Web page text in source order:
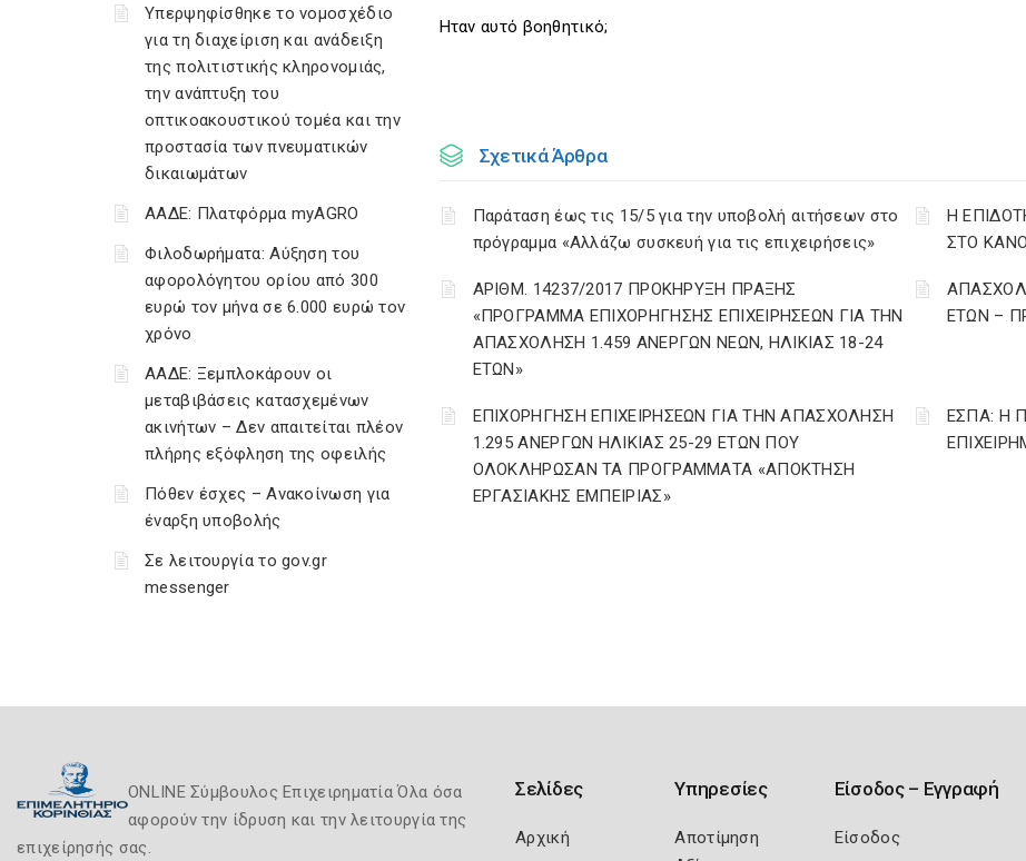
Υπερψηφίσθηκε το νομοσχέδιο
για τη διαχείριση και ανάδειξη
της πολιτιστικής κληρονομιάς,
την ανάπτυξη του
οπτικοακουστικού τομέα και την
προστασία των πνευματικών
δικαιωμάτων
ΑΑΔΕ: Πλατφόρμα myAGRO
Φιλοδωρήματα: Αύξηση του
αφορολόγητου ορίου από 300
ευρώ τον μήνα σε 6.000 ευρώ τον
χρόνο
ΑΑΔΕ: Ξεμπλοκάρουν οι
μεταβιβάσεις κατασχεμένων
ακινήτων – Δεν απαιτείται πλέον
πλήρης εξόφληση της οφειλής
Πόθεν έσχες – Ανακοίνωση για
έναρξη υποβολής
Σε λειτουργία το gov.gr
messenger
Ηταν αυτό βοηθητικό;
Σχετικά Άρθρα
Παράταση έως τις 15/5 για την υποβολή αιτήσεων στο
πρόγραμμα «Αλλάζω συσκευή για τις επιχειρήσεις»
Η
ΣΤΟ
ΑΡΙΘΜ. 14237/2017 ΠΡΟΚΗΡΥΞΗ ΠΡΑΞΗΣ
«ΠΡΟΓΡΑΜΜΑ ΕΠΙΧΟΡΗΓΗΣΗΣ ΕΠΙΧΕΙΡΗΣΕΩΝ ΓΙΑ ΤΗΝ
ΑΠΑΣΧΟΛΗΣΗ 1.459 ΑΝΕΡΓΩΝ ΝΕΩΝ, ΗΛΙΚΙΑΣ 18-24
ΕΤΩΝ»
ΕΤΩΝ –
ΕΠΙΧΟΡΗΓΗΣΗ ΕΠΙΧΕΙΡΗΣΕΩΝ ΓΙΑ ΤΗΝ ΑΠΑΣΧΟΛΗΣΗ
1.295 ΑΝΕΡΓΩΝ ΗΛΙΚΙΑΣ 25-29 ΕΤΩΝ ΠΟΥ
ΟΛΟΚΛΗΡΩΣΑΝ ΤΑ ΠΡΟΓΡΑΜΜΑΤΑ «ΑΠΟΚΤΗΣΗ
ΕΡΓΑΣΙΑΚΗΣ ΕΜΠΕΙΡΙΑΣ»
ΕΣΠΑ: Η
ONLINE Σύμβουλος Επιχειρηματία Όλα όσα
αφορούν την ίδρυση και την λειτουργία της
επιχείρησής σας.
Σελίδες
Αρχική
Υπηρεσίες
Αποτίμηση
Είσοδος – Εγγραφή
Είσοδος